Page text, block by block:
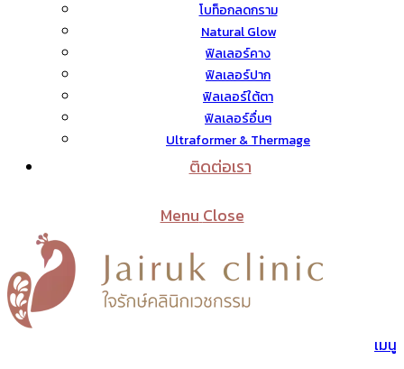
โบท็อกลดกราม
Natural Glow
ฟิลเลอร์คาง
ฟิลเลอร์ปาก
ฟิลเลอร์ใต้ตา
ฟิลเลอร์อื่นๆ
Ultraformer & Thermage
ติดต่อเรา
Menu Close
เมนู